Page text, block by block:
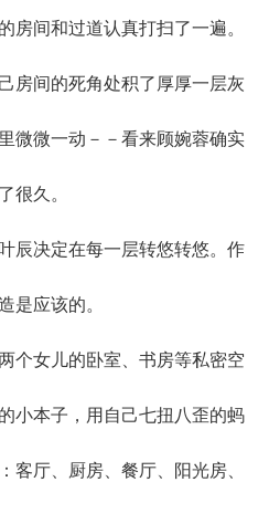
房间和过道认真打扫了一遍。
间的死角处积了厚厚一层灰
微微一动－－看来顾婉蓉确实
很久。
决定在每一层转悠转悠。作
是应该的。
女儿的卧室、书房等私密空
小本子，用自己七扭八歪的蚂
客厅、厨房、餐厅、阳光房、